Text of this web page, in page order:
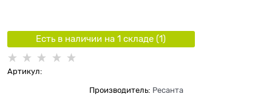
Есть в наличии на 1 складe (1)
Артикул:
Производитель: Ресанта